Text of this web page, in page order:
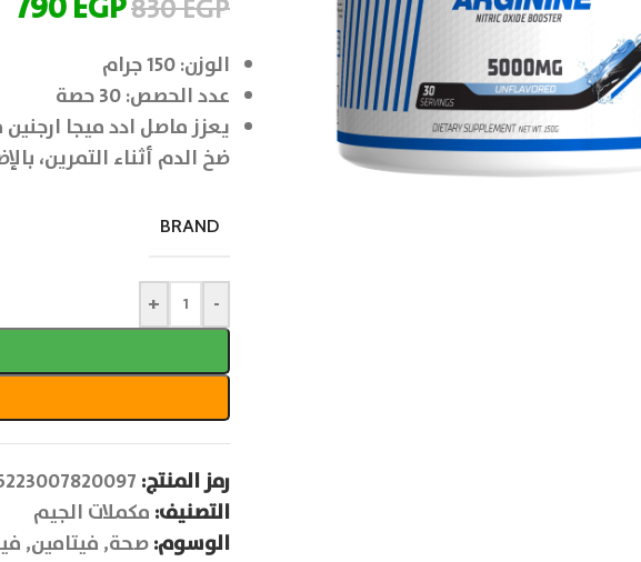
830EGP
الوزن: 150 جرام
عدد الحصص: 30 حصة
يعزز ماصل ادد ميجا
ضخ الدم أثناء التمرين،
BRAND
-
+
رمز المنتج:
التصنيف: مكملات الجيم
الوسوم:صحة, فيتامين,